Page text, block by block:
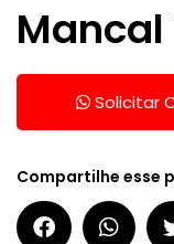
Mancal
Solicitar
Compartilhe esse